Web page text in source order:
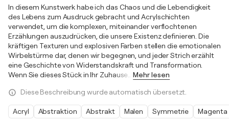
In diesem Kunstwerk habe ich das Chaos und die Lebendigkeit
des Lebens zum Ausdruck gebracht und Acrylschichten
verwendet, um die komplexen, miteinander verflochtenen
Erzählungen auszudrücken, die unsere Existenz definieren. Die
kräftigen Texturen und explosiven Farben stellen die emotionalen
Wirbelstürme dar, denen wir begegnen, und jeder Strich erzählt
eine Geschichte von Widerstandskraft und Transformation.
Wenn Sie dieses Stück in Ihr Zuhause
Mehr lesen
Diese Beschreibung wurde automatisch übersetzt.
Acryl Abstraktion Abstrakt Malen Symmetrie Magenta